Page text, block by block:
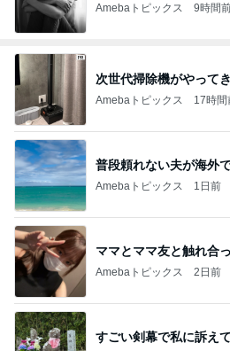
Amebaトピックス 9時間
次世代掃除機がやって
Amebaトピックス 17時間
普段頼れない夫が海外
Amebaトピックス 1日前
ママとママ友と触れ合
Amebaトピックス 2日前
すごい剣幕で私に訴え